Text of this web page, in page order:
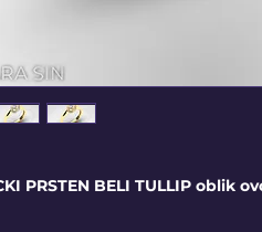
PRSTEN BELI TULLIP oblik